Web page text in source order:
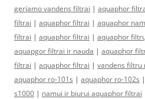
geriamo vandens filtrai | aquaphor
filtrai | aquaphor filtrai | aquaphor
filtrai | aquaphor filtrai | aquaphor
aquapgor filtrai ir nauda | aquaphor
filtrai | aquaphor filtrai | vandens filtru
aquaphor ro-101s | aquaphor ro-102s |
s1000 | namui ir biurui aquaphor filtrai